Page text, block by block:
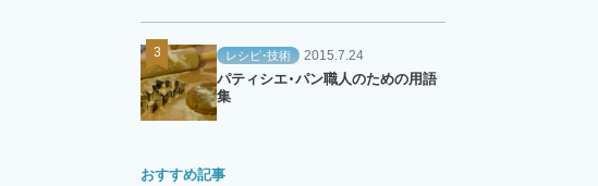
レシピ・技術 2015.7.24
パティシエ・パン職人のための用語
集
おすすめ記事